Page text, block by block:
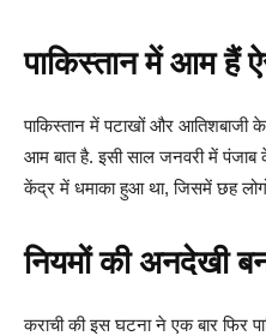
पाकिस्तान में आम हैं
पाकिस्तान में पटाखों और आतिशबाजी
आम बात है. इसी साल जनवरी में पंजाब
केंद्र में धमाका हुआ था, जिसमें छह
नियमों की अनदेखी
कराची की इस घटना ने एक बार फिर